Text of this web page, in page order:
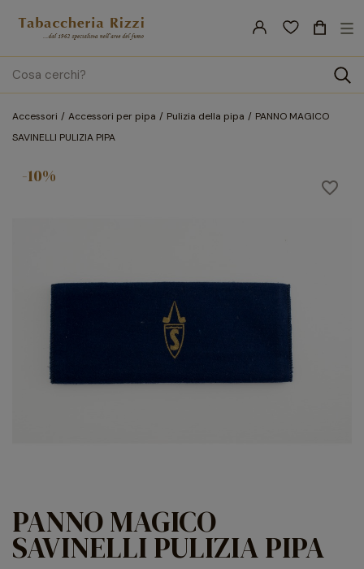
search
☰
Accessori Accessori per pipa Pulizia della pipa
PANNO MAGICO
SAVINELLI PULIZIA PIPA
favorite_border
-10%
PANNO MAGICO
SAVINELLI PULIZIA PIPA